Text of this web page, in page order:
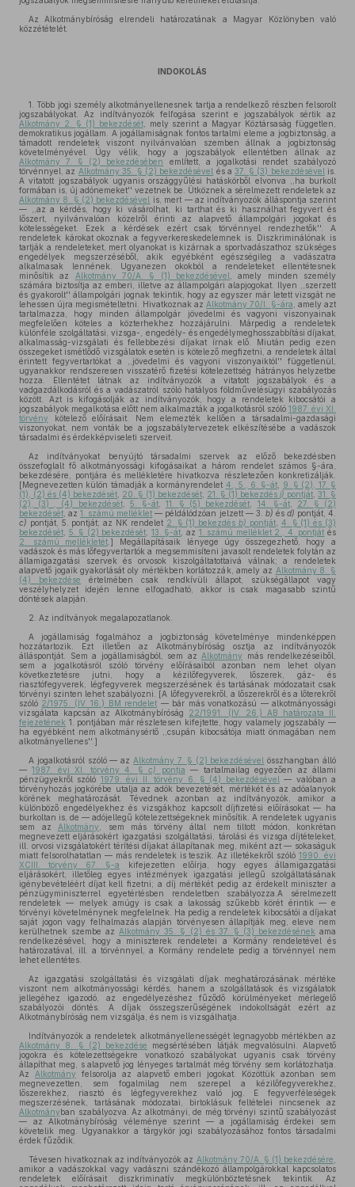
Az Alkotmánybíróság elrendeli határozatának a Magyar Közlönyben való
közzétételét.
INDOKOLÁS
1. Több jogi személy alkotmányellenesnek tartja a rendelkező részben felsorolt
jogszabályokat. Az indítványozók felfogása szerint e jogszabályok sértik az
Alkotmány 2. § (1) bekezdését, mely szerint a Magyar Köztársaság független,
demokratikus jogállam. A jogállamiságnak fontos tartalmi eleme a jogbiztonság, a
támadott rendeletek viszont nyilvánvalóan szemben állnak a jogbiztonság
követelményével. Úgy vélik, hogy a jogszabályok ellentétben állnak az
Alkotmány 7. § (2) bekezdésében
említett, a jogalkotási rendet szabályozó
törvénnyel, az Alkotmány 35. § (2) bekezdésével és a37. § (3) bekezdésével is.
A vitatott jogszabályok ugyanis országgyűlési hatáskörből elvonva ,,ha burkolt
formában is, új adónemeket'' vezetnek be. Ütköznek a sérelmezett rendeletek az
Alkotmány 8. § (2) bekezdésével is, mert — az indítványozók álláspontja szerint
— ,,az a kérdés, hogy ki vásárolhat, ki tarthat és ki használhat fegyvert és
lőszert, nyilvánvalóan közelről érinti az alapvető állampolgári jogokat és
kötelességeket. Ezek a kérdések ezért csak törvénnyel rendezhetők''. A
rendeletek károkat okoznak a fegyverkereskedelemnek is. Diszkriminálónak is
tartják a rendeleteket, mert olyanokat is kizárnak a sportvadászathoz szükséges
engedélyek megszerzéséből, akik egyébként egészségileg a vadászatra
alkalmasak lennének. Ugyanezen okokból a rendeleteket ellentétesnek
minősítik az
Alkotmány 70/A. § (1) bekezdésével , amely minden személy
számára biztosítja az emberi, illetve az állampolgári alapjogokat. Ilyen ,,szerzett
és gyakorolt'' állampolgári jognak tekintik, hogy az egyszer már letett vizsgát ne
lehessen újra megismételtetni. Hivatkoznak az Alkotmány 70/I. §-ára , amely azt
tartalmazza, hogy minden állampolgár jövedelmi és vagyoni viszonyainak
megfelelően köteles a közterhekhez hozzájárulni. Márpedig a rendeletek
különféle szolgáltatási, vizsga-, engedély- és engedélymeghosszabbítási díjakat,
alkalmasság-vizsgálati és fellebbezési díjakat írnak elő. Miután pedig ezen
összegeket ismétlődő vizsgálatok esetén is kötelező megfizetni, a rendeletek által
érintett fegyvertartókat a ,,jövedelmi és vagyoni viszonyaiktól'' függetlenül,
ugyanakkor rendszeresen visszatérő fizetési kötelezettség hátrányos helyzetbe
hozza. Ellentétet látnak az indítványozók a vitatott jogszabályok és a
vadgazdálkodásról és a vadászatról szóló hatályos földművelésügyi szabályozás
között. Azt is kifogásolják az indítványozók, hogy a rendeletek kibocsátói a
jogszabályok megalkotása előtt nem alkalmazták a jogalkotásról szóló 1987. évi XI.
törvény kötelező előírásait. Nem elemezték kellően a társadalmi-gazdasági
viszonyokat, nem vonták be a jogszabálytervezetek elkészítésébe a vadászok
társadalmi és érdekképviseleti szerveit.
Az indítványokat benyújtó társadalmi szervek az előző bekezdésben
összefoglalt fő alkotmányossági kifogásaikat a három rendelet számos §-ára,
bekezdésére, pontjára és mellékletére hivatkozva részletezően konkretizálják.
[Megnevezetten külön támadják a kormányrendelet 4., 5., 6. §-át
9. § (2), 17. §
(1), (2) és (4) bekezdését 20. § (1) bekezdését 21. § (1) bekezdés j) pontját 31. §
(2), (3) , (4) bekezdését, 5. §-át, 11. § (5) bekezdését 14. §-át,
27. § (2)
bekezdését , az1. számú melléklet — példálódzóan jelzett — 3. b) és d) pontját, 4.
c) pontját, 5. pontját; az NK rendelet 2. § (1) bekezdésb) pontját, 4. § (1) és (3)
bekezdését 5. § (2) bekezdését 13. §-át , az 1. számú melléklet 2., 4. pontját és
2. számú mellékletét .] Megállapításaik lényege úgy összegezhető, hogy a
vadászok és más lőfegyvertartók a megsemmisíteni javasolt rendeletek folytán az
államigazgatási szervek és orvosok kiszolgáltatottaivá válnak; a rendeletek
alapvető jogaik gyakorlását oly mértékben korlátozzák, amely az Alkotmány 8. §
(4) bekezdése értelmében csak rendkívüli állapot, szükségállapot vagy
veszélyhelyzet idején lenne elfogadható, akkor is csak magasabb szintű
döntések alapján.
2. Az indítványok megalapozatlanok.
A jogállamiság fogalmához a jogbiztonság követelménye mindenképpen
hozzátartozik. Ezt illetően az Alkotmánybíróság osztja az indítványozók
álláspontját. Sem a jogállamiságból, sem az Alkotmány más rendelkezéseiből,
sem a jogalkotásról szóló törvény előírásaiból azonban nem lehet olyan
következtetésre jutni, hogy a kézilőfegyverek, lőszerek, gáz- és
riasztófegyverek, légfegyverek megszerzésének és tartásának módozatait csak
törvényi szinten lehet szabályozni. [A lőfegyverekről, a lőszerekről és a lőterekről
szóló 2/1975. (IV. 16.) BM rendelet — bár más vonatkozású — alkotmányossági
vizsgálata kapcsán az Alkotmánybíróság 22/1991. (IV. 26.) AB határozata II.
fejezetének 1. pontjában már részletesen kifejtette, hogy valamely jogszabály —
ha egyébként nem alkotmánysértő ,,csupán kibocsátója miatt önmagában nem
alkotmányellenes''.]
A jogalkotásról szóló — az Alkotmány 7. § (2) bekezdésével összhangban álló
—1987. évi XI. törvény 4. §c) pontja — tartalmailag egyezően az állami
pénzügyekről szóló 1979. évi II. törvény 6. § (4) bekezdésével — valóban a
törvényhozás jogkörébe utalja az adók bevezetését, mértékét és az adóalanyok
körének meghatározását. Tévednek azonban az indítványozók, amikor a
különböző engedélyekhez és vizsgákhoz kapcsolt díjfizetési előírásokat — ha
burkoltan is, de — adójellegű kötelezettségeknek minősítik. A rendeletek ugyanis
sem az Alkotmány , sem más törvény által nem tiltott módon, konkrétan
megnevezett eljárásokért igazgatási szolgáltatási, tárolási és vizsga díjtételeket,
ill. orvosi vizsgálatokért térítési díjakat állapítanak meg, miként azt — sokaságuk
miatt felsorolhatatlan — más rendeletek is teszik. Az illetékekről szóló1990. évi
XCIII. törvény 67. §-a
kifejezetten előírja, hogy egyes államigazgatási
eljárásokért, illetőleg egyes intézmények igazgatási jellegű szolgáltatásának
igénybevételéért díjat kell fizetni; a díj mértékét pedig az érdekelt miniszter a
pénzügyminiszterrel egyetértésben rendeletben szabályozza.A sérelmezett
rendeletek — melyek amúgy is csak a lakosság szűkebb körét érintik — e
törvényi követelménynek megfelelnek. Ha pedig a rendeletek kibocsátói a díjakat
saját jogon vagy felhalmazás alapján törvényesen állapítják meg, eleve nem
kerülhetnek szembe az Alkotmány 35. § (2) és 37. § (3) bekezdésének ama
rendelkezésével, hogy a miniszterek rendeletei a Kormány rendeletével és
határozatával, ill. a törvénnyel, a Kormány rendelete pedig a törvénnyel nem
lehet ellentétes.
Az igazgatási szolgáltatási és vizsgálati díjak meghatározásának mértéke
viszont nem alkotmányossági kérdés, hanem a szolgáltatások és vizsgálatok
jellegéhez igazodó, az engedélyezéshez fűződő körülményeket mérlegelő
szabályozói döntés. A díjak összegszerűségének indokoltságát ezért az
Alkotmánybíróság nem vizsgálja, és nem is vizsgálhatja.
Indítványozók a rendeletek alkotmányellenességét legnagyobb mértékben az
Alkotmány 8. § (2) bekezdése megsértésében látják megvalósulni. Alapvető
jogokra és kötelezettségekre vonatkozó szabályokat ugyanis csak törvény
állapíthat meg, s alapvető jog lényeges tartalmát még törvény sem korlátozhatja.
Az Alkotmány felsorolja az alapvető emberi jogokat. Közöttük azonban sem
megnevezetten, sem fogalmilag nem szerepel a kézilőfegyverekhez,
lőszerekhez, riasztó és légfegyverekhez való jog. E fegyverféleségek
megszerzésének, tartásának módozatai, birtoklásuk feltételei nincsenek az
Alkotmányban szabályozva. Az alkotmányi, de még törvényi szintű szabályozást
— az Alkotmánybíróság véleménye szerint — a jogállamiság érdekei sem
követelik meg. Ugyanakkor a tárgykör jogi szabályozásához fontos társadalmi
érdek fűződik.
Tévesen hivatkoznak az indítványozók az Alkotmány 70/A. § (1) bekezdésére
amikor a vadászokkal vagy vadászni szándékozó állampolgárokkal kapcsolatos
rendeletek előírásait diszkriminatív megkülönböztetésnek tekintik. Az